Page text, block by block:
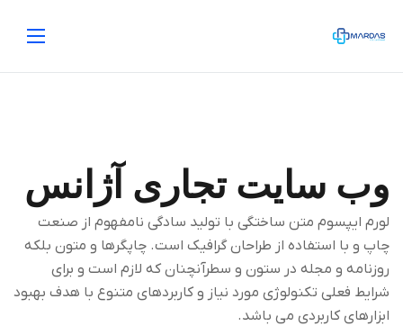
وب سایت تجاری آژانس
لورم ایپسوم متن ساختگی با تولید سادگی نامفهوم از صنعت
چاپ و با استفاده از طراحان گرافیک است. چاپگرها و متون بلکه
روزنامه و مجله در ستون و سطرآنچنان که لازم است و برای
شرایط فعلی تکنولوژی مورد نیاز و کاربردهای متنوع با هدف بهبود
ابزارهای کاربردی می باشد.